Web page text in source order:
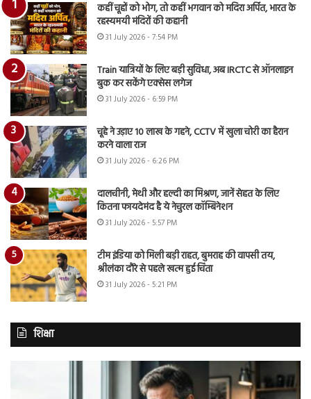
कहीं चूहों को भोग, तो कहीं भगवान को मदिरा अर्पित, भारत के
रहस्यमयी मंदिरों की कहानी
31 July 2026 - 7:54 PM
Train यात्रियों के लिए बड़ी सुविधा, अब IRCTC से ऑनलाइन
बुक कर सकेंगे एक्सेस लगेज
31 July 2026 - 6:59 PM
चूहे ने उड़ाए 10 लाख के गहने, CCTV में खुला चोरी का हैरान
करने वाला राज
31 July 2026 - 6:26 PM
दालचीनी, मेथी और हल्दी का मिश्रण, जानें सेहत के लिए
कितना फायदेमंद है ये नेचुरल कॉम्बिनेशन
31 July 2026 - 5:57 PM
टीम इंडिया को मिली बड़ी राहत, बुमराह की वापसी तय,
श्रीलंका दौरे से पहले खत्म हुई चिंता
31 July 2026 - 5:21 PM
शिक्षा